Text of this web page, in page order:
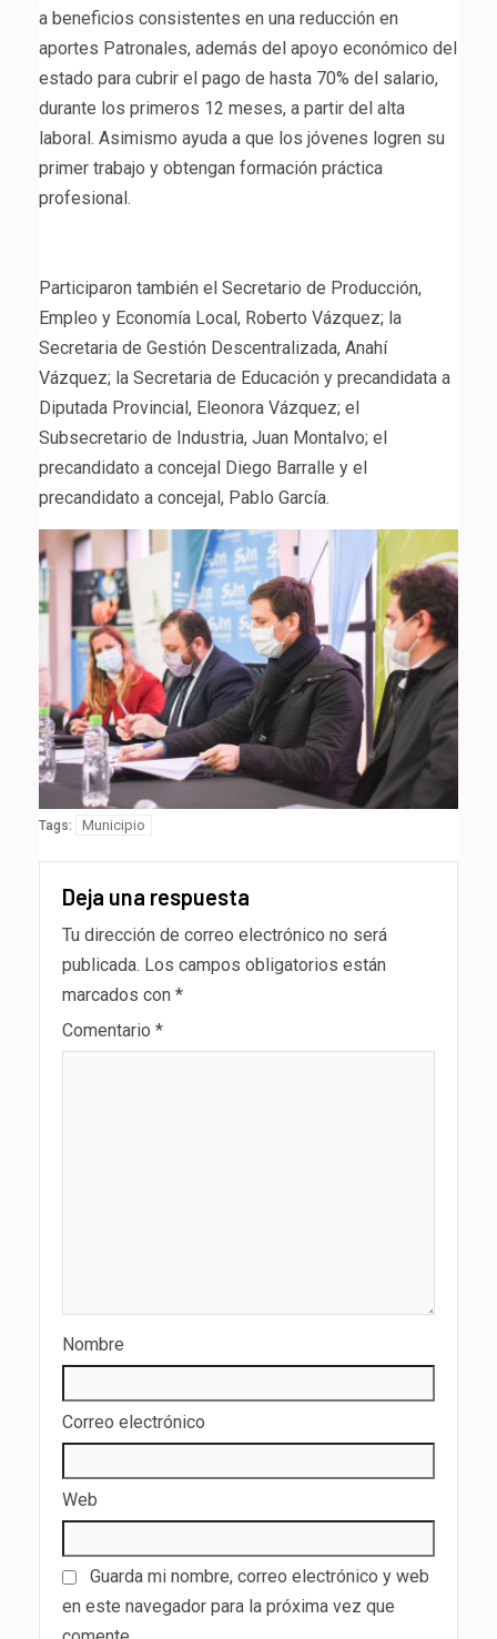
a beneficios consistentes en una reducción en
aportes Patronales, además del apoyo económico del
estado para cubrir el pago de hasta 70% del salario,
durante los primeros 12 meses, a partir del alta
laboral. Asimismo ayuda a que los jóvenes logren su
primer trabajo y obtengan formación práctica
profesional.
Participaron también el Secretario de Producción,
Empleo y Economía Local, Roberto Vázquez; la
Secretaria de Gestión Descentralizada, Anahí
Vázquez; la Secretaria de Educación y precandidata a
Diputada Provincial, Eleonora Vázquez; el
Subsecretario de Industria, Juan Montalvo; el
precandidato a concejal Diego Barralle y el
precandidato a concejal, Pablo García.
Tags: Municipio
Deja una respuesta
Tu dirección de correo electrónico no será
publicada. Los campos obligatorios están
marcados con *
Comentario *
Nombre
Correo electrónico
Web
Guarda mi nombre, correo electrónico y web
en este navegador para la próxima vez que